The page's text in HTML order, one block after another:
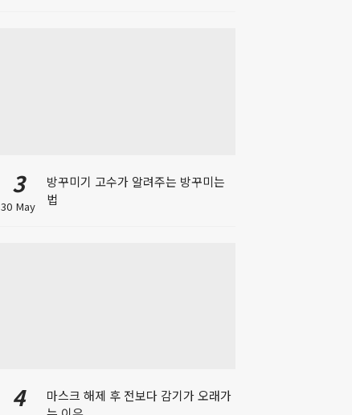
3
30 May
방꾸미기 고수가 알려주는 방꾸미는
법
4
마스크 해제 후 전보다 감기가 오래가